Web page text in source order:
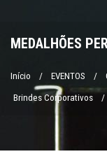
MEDALHÕES
Início / EVENTOS /
Brindes Corporativos /